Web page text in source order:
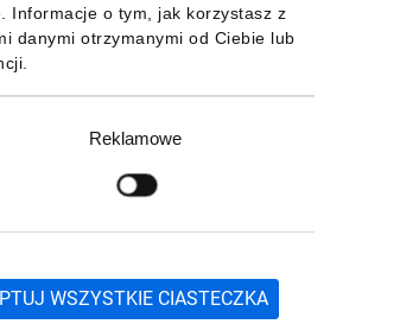
Informacje o tym, jak korzystasz z
danymi otrzymanymi od Ciebie lub
Reklamowe
WSZYSTKIE CIASTECZKA
101,68 zł brutto
ZAPISZ SIĘ